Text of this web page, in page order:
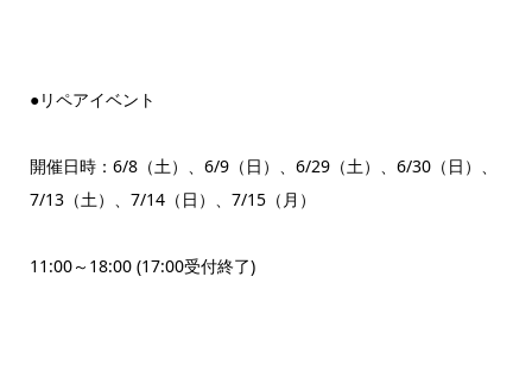
●リペアイベント
開催日時：6/8（土）、6/9（日）、6/29（土）、6/30（日）、
7/13（土）、7/14（日）、7/15（月）
11:00～18:00 (17:00受付終了)